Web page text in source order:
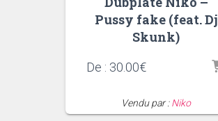
Pussy fake (feat. Dj
Skunk)
De : 30.00€
Vendu par :Niko